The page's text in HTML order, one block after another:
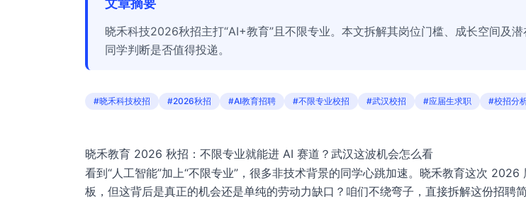
文章摘要
晓禾科技2026秋招主打“AI+教育”且不限专业。本文拆解其岗位门槛、成长空间及
同学判断是否值得投递。
#晓禾科技校招 #2026秋招 #AI教育招聘 #不限专业校招 #武汉校招 #应届生求职 #校招分
晓禾教育 2026 秋招：不限专业就能进 AI 赛道？武汉这波机会怎么看
看到“人工智能”加上“不限专业”，很多非技术背景的同学心跳加速。晓禾教育这次
板，但这背后是真正的机会还是单纯的劳动力缺口？咱们不绕弯子，直接拆解这份招聘简